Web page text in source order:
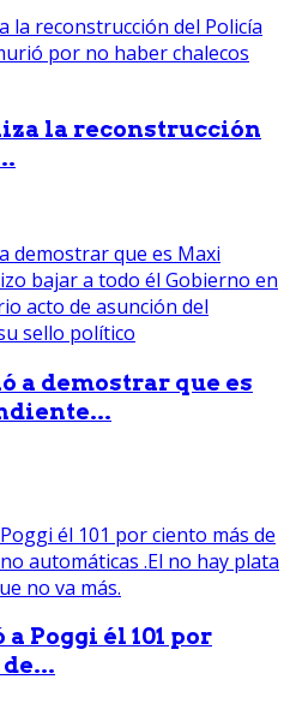
la reconstrucción
a demostrar que es
Poggi él 101 por